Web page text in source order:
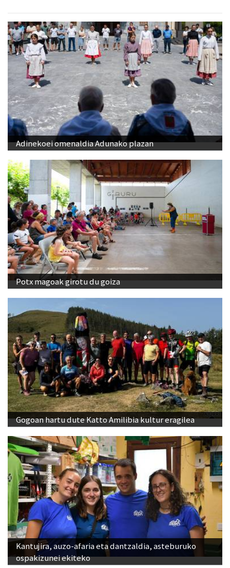
Adinekoei omenaldia Adunako plazan
Potx magoak girotu du goiza
Gogoan hartu dute Katto Amilibia kultur eragilea
Kantujira, auzo-afaria eta dantzaldia, asteburuko
ospakizunei ekiteko